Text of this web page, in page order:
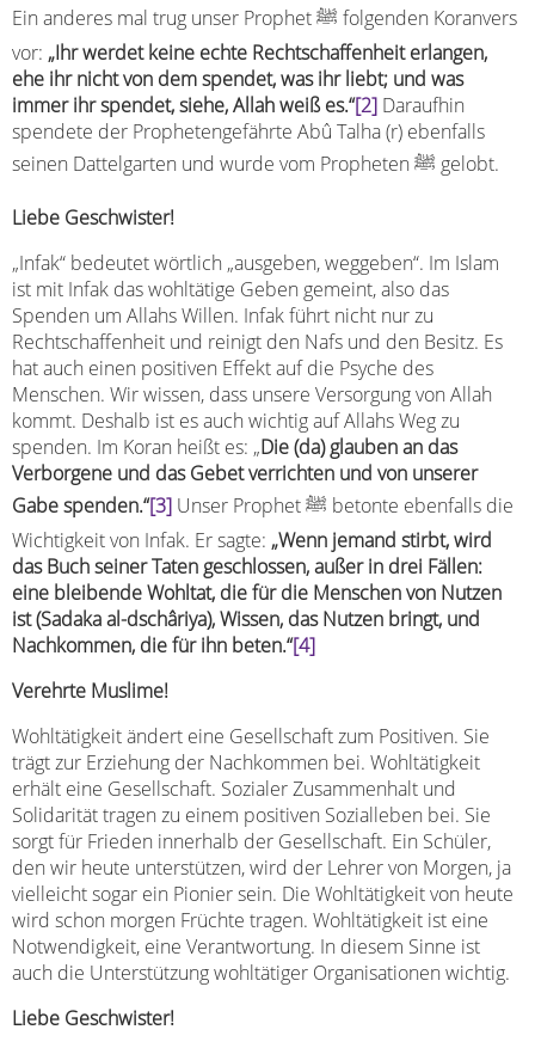
Ein anderes mal trug unser Prophet ﷺ folgenden Koranvers
vor: „Ihr werdet keine echte Rechtschaffenheit erlangen,
ehe ihr nicht von dem spendet, was ihr liebt; und was
immer ihr spendet, siehe, Allah weiß es.“[2] Daraufhin
spendete der Prophetengefährte Abû Talha (r) ebenfalls
seinen Dattelgarten und wurde vom Propheten ﷺ gelobt.
Liebe Geschwister!
„Infak“ bedeutet wörtlich „ausgeben, weggeben“. Im Islam
ist mit Infak das wohltätige Geben gemeint, also das
Spenden um Allahs Willen. Infak führt nicht nur zu
Rechtschaffenheit und reinigt den Nafs und den Besitz. Es
hat auch einen positiven Effekt auf die Psyche des
Menschen. Wir wissen, dass unsere Versorgung von Allah
kommt. Deshalb ist es auch wichtig auf Allahs Weg zu
spenden. Im Koran heißt es: „Die (da) glauben an das
Verborgene und das Gebet verrichten und von unserer
Gabe spenden.“[3] Unser Prophet ﷺ betonte ebenfalls die
Wichtigkeit von Infak. Er sagte: „Wenn jemand stirbt, wird
das Buch seiner Taten geschlossen, außer in drei Fällen:
eine bleibende Wohltat, die für die Menschen von Nutzen
ist (Sadaka al-dschâriya), Wissen, das Nutzen bringt, und
Nachkommen, die für ihn beten.“[4]
Verehrte Muslime!
Wohltätigkeit ändert eine Gesellschaft zum Positiven. Sie
trägt zur Erziehung der Nachkommen bei. Wohltätigkeit
erhält eine Gesellschaft. Sozialer Zusammenhalt und
Solidarität tragen zu einem positiven Sozialleben bei. Sie
sorgt für Frieden innerhalb der Gesellschaft. Ein Schüler,
den wir heute unterstützen, wird der Lehrer von Morgen, ja
vielleicht sogar ein Pionier sein. Die Wohltätigkeit von heute
wird schon morgen Früchte tragen. Wohltätigkeit ist eine
Notwendigkeit, eine Verantwortung. In diesem Sinne ist
auch die Unterstützung wohltätiger Organisationen wichtig.
Liebe Geschwister!